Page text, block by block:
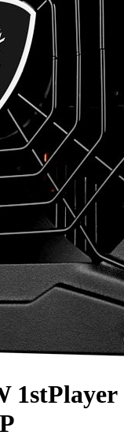
1stPlayer